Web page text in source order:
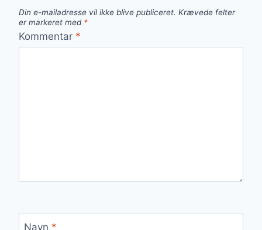
Din e-mailadresse vil ikke blive publiceret. Krævede felter
er markeret med *
Kommentar *
Navn *